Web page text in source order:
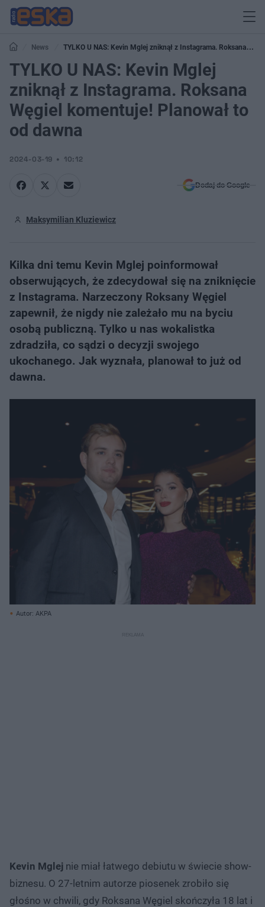
News
TYLKO U NAS: Kevin Mglej zniknął z Instagrama. Roksana
Węgiel komentuje! Planował to od dawna
TYLKO U NAS: Kevin Mglej
zniknął z Instagrama. Roksana
Węgiel komentuje! Planował to
od dawna
2024-03-19 10:12
Dodaj do Google
Maksymilian Kluziewicz
Kilka dni temu Kevin Mglej poinformował
obserwujących, że zdecydował się na zniknięcie
z Instagrama. Narzeczony Roksany Węgiel
zapewnił, że nigdy nie zależało mu na byciu
osobą publiczną. Tylko u nas wokalistka
zdradziła, co sądzi o decyzji swojego
ukochanego. Jak wyznała, planował to już od
dawna.
Autor: AKPA
Kevin Mglej nie miał łatwego debiutu w świecie show-
biznesu. O 27-letnim autorze piosenek zrobiło się
głośno w chwili, gdy Roksana Węgiel skończyła 18 lat i